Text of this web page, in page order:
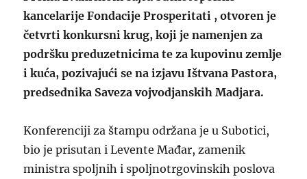
kancelarije Fondacije Prosperitati , otvoren je
četvrti konkursni krug, koji je namenjen za
podršku preduzetnicima te za kupovinu zemlje
i kuća, pozivajući se na izjavu Ištvana Pastora,
predsednika Saveza vojvodjanskih Madjara.
Konferenciji za štampu održana je u Subotici,
bio je prisutan i Levente Mađar, zamenik
ministra spoljnih i spoljnotrgovinskih poslova